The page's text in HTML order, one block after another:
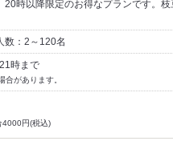
20時以降限定のお得なプランです。
数：2～120名
時まで
があります。
円(税込)